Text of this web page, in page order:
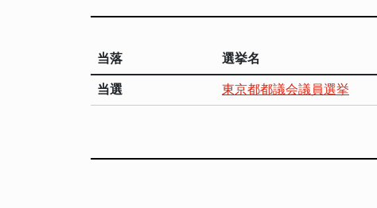
当落 選挙名
当選 東京都都議会議員選挙